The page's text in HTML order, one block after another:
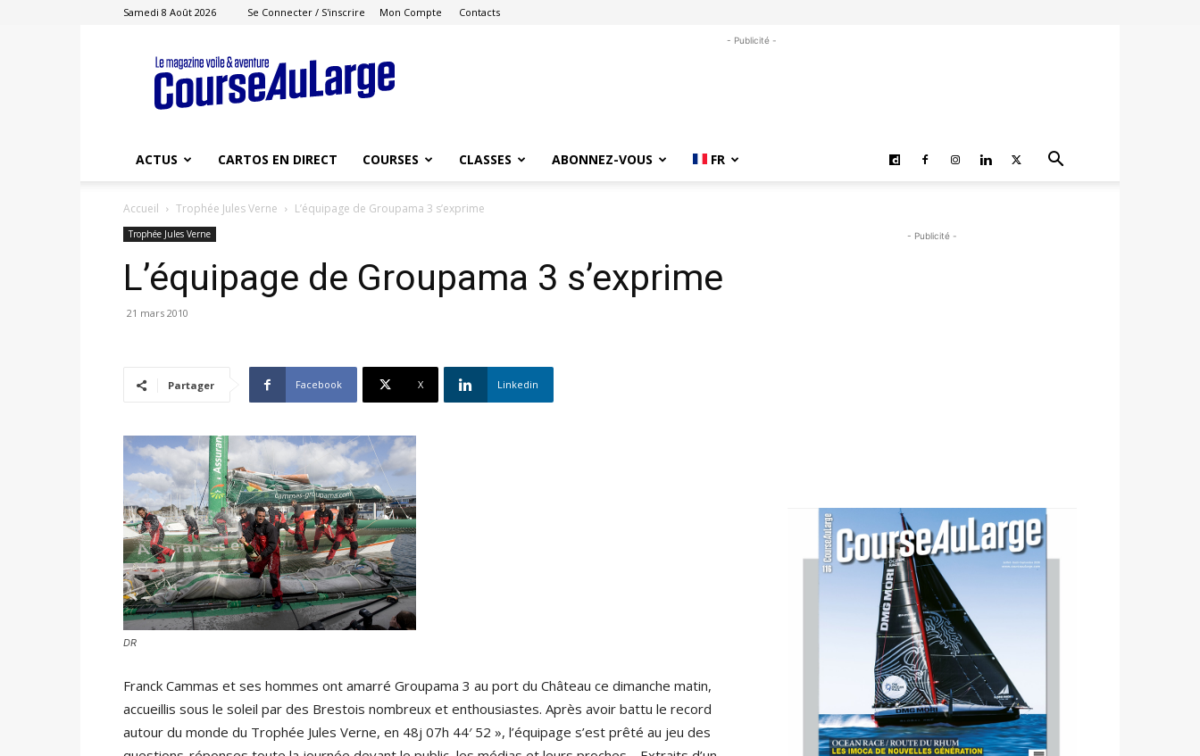
Samedi 8 Août 2026 Se Connecter / S'inscrire Mon Compte Contacts
Course
au
Large
- Publicité -
ACTUS CARTOS EN DIRECT COURSES CLASSES ABONNEZ-VOUS FR
Accueil Trophée Jules Verne L’équipage de Groupama 3 s’exprime
Trophée Jules Verne
L’équipage de Groupama 3 s’exprime
21 mars 2010
Partager Facebook X Linkedin
DR
Franck Cammas et ses hommes ont amarré Groupama 3 au port du Château ce dimanche matin,
accueillis sous le soleil par des Brestois nombreux et enthousiastes. Après avoir battu le record
autour du monde du Trophée Jules Verne, en 48j 07h 44′ 52 », l’équipage s’est prêté au jeu des
- Publicité -